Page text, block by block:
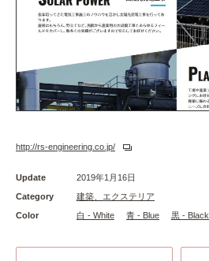
http://rs-engineering.co.jp/
Update
2019年1月16日
Category
建築、エクステリア
Color
白 - White 青 - Blue 黒 - Black